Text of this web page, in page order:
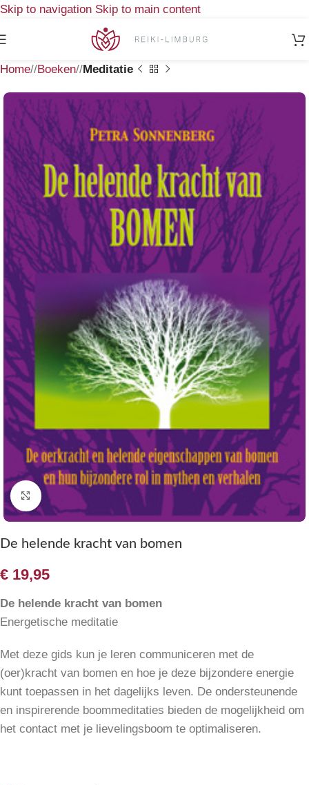
Skip to navigation Skip to main content
Home/ Boeken/ Meditatie
Klik om te vergroten
De helende kracht van bomen
€ 19,95
De helende kracht van bomen
Energetische meditatie
Met deze gids kun je leren communiceren met de
(oer)kracht van bomen en hoe je deze bijzondere energie
kunt toepassen in het dagelijks leven. De ondersteunende
en inspirerende boommeditaties bieden de mogelijkheid om
het contact met je lievelingsboom te optimaliseren.